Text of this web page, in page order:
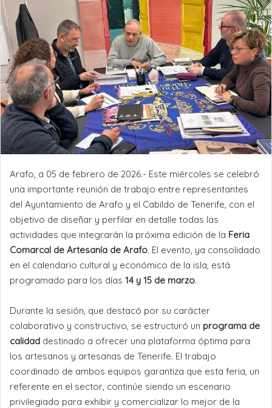
Arafo, a 05 de febrero de 2026.- Este miércoles se celebró
una importante reunión de trabajo entre representantes
del Ayuntamiento de Arafo y el Cabildo de Tenerife, con el
objetivo de diseñar y perfilar en detalle todas las
actividades que integrarán la próxima edición de la Feria
Comarcal de Artesanía de Arafo. El evento, ya consolidado
en el calendario cultural y económico de la isla, está
programado para los días 14 y 15 de marzo.
Durante la sesión, que destacó por su carácter
colaborativo y constructivo, se estructuró un programa de
calidad destinado a ofrecer una plataforma óptima para
los artesanos y artesanas de Tenerife. El trabajo
coordinado de ambos equipos garantiza que esta feria, un
referente en el sector, continúe siendo un escenario
privilegiado para exhibir y comercializar lo mejor de la